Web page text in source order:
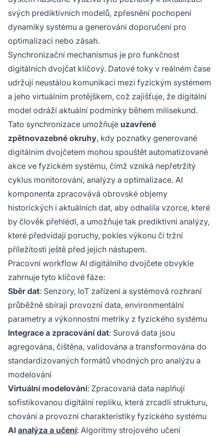
svých prediktivních modelů, zpřesnění pochopení
dynamiky systému a generování doporučení pro
optimalizaci nebo zásah.
Synchronizační mechanismus je pro funkčnost
digitálních dvojčat klíčový. Datové toky v reálném čase
udržují neustálou komunikaci mezi fyzickým systémem
a jeho virtuálním protějškem, což zajišťuje, že digitální
model odráží aktuální podmínky během milisekund.
Tato synchronizace umožňuje uzavřené
zpětnovazebné okruhy, kdy poznatky generované
digitálním dvojčetem mohou spouštět automatizované
akce ve fyzickém systému, čímž vzniká nepřetržitý
cyklus monitorování, analýzy a optimalizace. AI
komponenta zpracovává obrovské objemy
historických i aktuálních dat, aby odhalila vzorce, které
by člověk přehlédl, a umožňuje tak prediktivní analýzy,
které předvídají poruchy, pokles výkonu či tržní
příležitosti ještě před jejich nástupem.
Pracovní workflow AI digitálního dvojčete obvykle
zahrnuje tyto klíčové fáze:
Sběr dat: Senzory, IoT zařízení a systémová rozhraní
průběžně sbírají provozní data, environmentální
parametry a výkonnostní metriky z fyzického systému
Integrace a zpracování dat: Surová data jsou
agregována, čištěna, validována a transformována do
standardizovaných formátů vhodných pro analýzu a
modelování
Virtuální modelování: Zpracovaná data naplňují
sofistikovanou digitální repliku, která zrcadlí strukturu,
chování a provozní charakteristiky fyzického systému
AI analýza a učení: Algoritmy strojového učení